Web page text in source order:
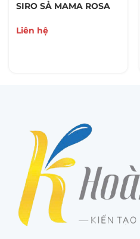
SIRO SẢ MAMA ROSA
Liên hệ